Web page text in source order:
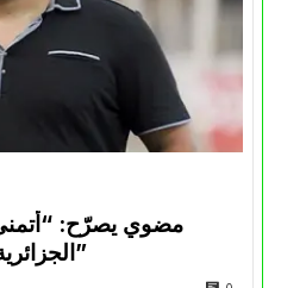
مضوي يصرّح:
الجزائرية في المسابقات القارية”